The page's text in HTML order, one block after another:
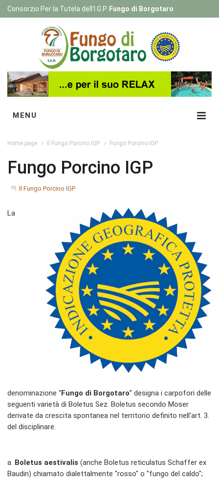
Consorzio Per la Tutela dell'I.G.P. Fungo di Borgotaro
MENU
Home page Il Fungo Porcino IGP Fungo Porcino IGP
Fungo Porcino IGP
Il Fungo Porcino IGP
La
denominazione “Fungo di Borgotaro” designa i carpofori delle
seguenti varietà di Boletus Sez. Boletus secondo Moser
derivate da crescita spontanea nel territorio definito nell'art. 3.
del disciplinare.
a. Boletus aestivalis (anche Boletus reticulatus Schaffer ex
Baudin) chiamato dialettalmente "rosso" o "fungo del caldo";